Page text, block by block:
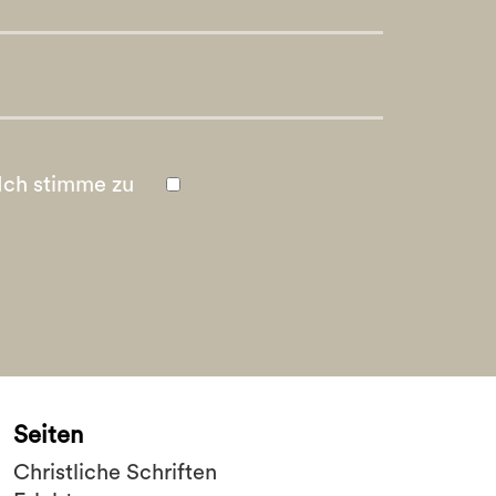
Ich stimme zu
Seiten
Christliche Schriften